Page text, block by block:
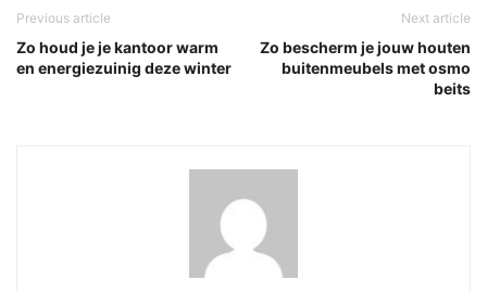
Previous article
Zo houd je je kantoor warm
en energiezuinig deze winter
Next article
Zo bescherm je jouw houten
buitenmeubels met osmo
beits